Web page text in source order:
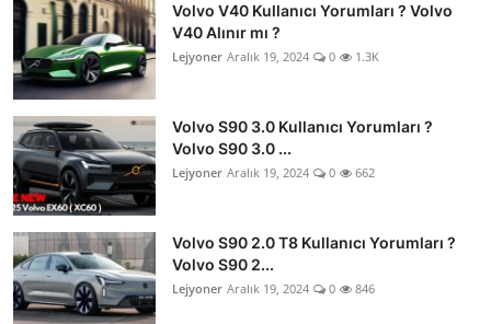
Volvo V40 Kullanıcı Yorumları ? Volvo
V40 Alınır mı ?
Lejyoner Aralık 19, 2024 0 1.3K
Volvo S90 3.0 Kullanıcı Yorumları ?
Volvo S90 3.0 ...
Lejyoner Aralık 19, 2024 0 662
Volvo S90 2.0 T8 Kullanıcı Yorumları ?
Volvo S90 2...
Lejyoner Aralık 19, 2024 0 846